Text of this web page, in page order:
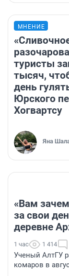
МНЕНИЕ
туристы
тысяч,
день
Юрского
Хогвартсу
Яна
«Вам
за свои
деревне
1 час 1 414
Ученый АлтГУ
комаров в